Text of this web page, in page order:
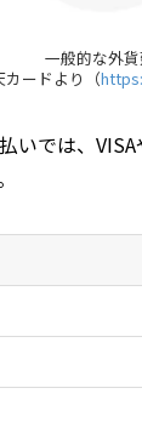
一般的な外
カードより（
いでは、